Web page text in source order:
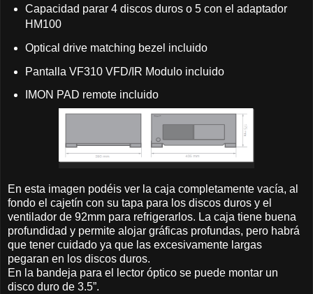
Capacidad parar 4 discos duros o 5 con el adaptador
HM100
Optical drive matching bezel incluido
Pantalla VF310 VFD/IR Modulo incluido
IMON PAD remote incluido
En esta imagen podéis ver la caja completamente vacía, al
fondo el cajetín con su tapa para los discos duros y el
ventilador de 92mm para refrigerarlos. La caja tiene buena
profundidad y permite alojar gráficas profundas, pero habrá
que tener cuidado ya que las excesivamente largas
pegaran en los discos duros.
En la bandeja para el lector óptico se puede montar un
disco duro de 3.5”.